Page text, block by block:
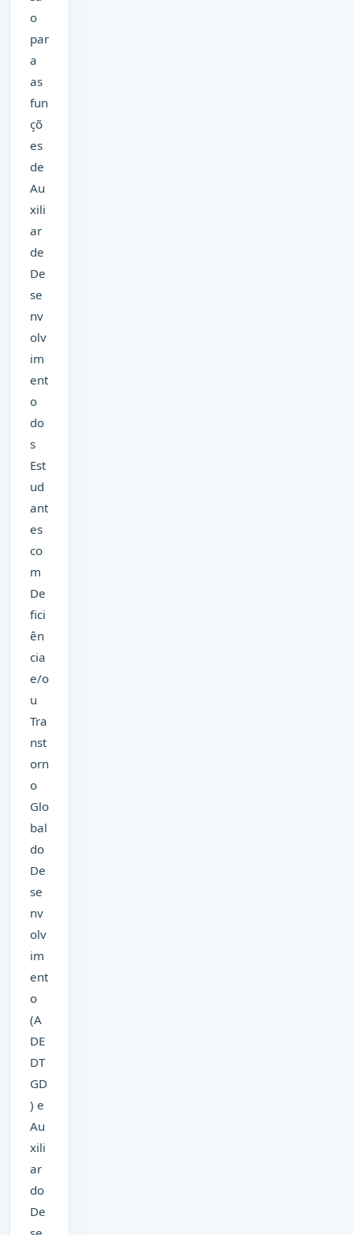
o
par
a
as
fun
çõ
es
de
Au
xili
ar
de
De
se
nv
olv
im
ent
o
do
s
Est
ud
ant
es
co
m
De
fici
ên
cia
e/o
u
Tra
nst
orn
o
Glo
bal
do
De
se
nv
olv
im
ent
o
(A
DE
DT
GD
) e
Au
xili
ar
do
De